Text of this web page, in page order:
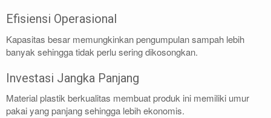
Efisiensi Operasional
Kapasitas besar memungkinkan pengumpulan sampah lebih
banyak sehingga tidak perlu sering dikosongkan.
Investasi Jangka Panjang
Material plastik berkualitas membuat produk ini memiliki umur
pakai yang panjang sehingga lebih ekonomis.